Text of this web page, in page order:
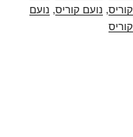
, נועם קוריס, נועם